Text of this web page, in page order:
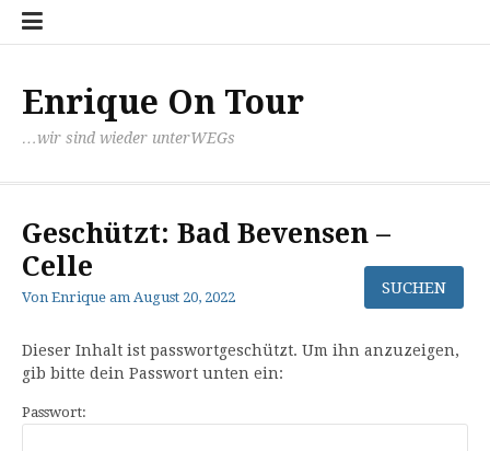
Zum
Inhalt
Paul
Enrique On Tour
…wir sind wieder unterWEGs
Geschützt: Bad Bevensen –
Celle
Von Enrique am August 20, 2022
Dieser Inhalt ist passwortgeschützt. Um ihn anzuzeigen,
gib bitte dein Passwort unten ein:
Passwort: